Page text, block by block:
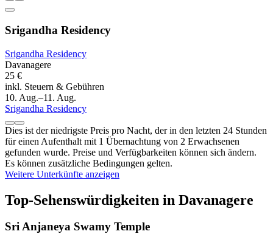
Srigandha Residency
Srigandha Residency
Davanagere
25 €
inkl. Steuern & Gebühren
10. Aug.–11. Aug.
Srigandha Residency
Dies ist der niedrigste Preis pro Nacht, der in den letzten 24 Stunden
für einen Aufenthalt mit 1 Übernachtung von 2 Erwachsenen
gefunden wurde. Preise und Verfügbarkeiten können sich ändern.
Es können zusätzliche Bedingungen gelten.
Weitere Unterkünfte anzeigen
Top-Sehenswürdigkeiten in Davanagere
Sri Anjaneya Swamy Temple